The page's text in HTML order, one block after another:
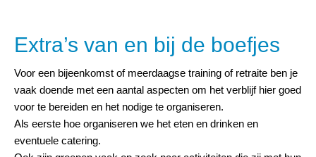
Extra’s van en bij de boefjes
Voor een bijeenkomst of meerdaagse training of retraite ben je
vaak doende met een aantal aspecten om het verblijf hier goed
voor te bereiden en het nodige te organiseren.
Als eerste hoe organiseren we het eten en drinken en
eventuele catering.